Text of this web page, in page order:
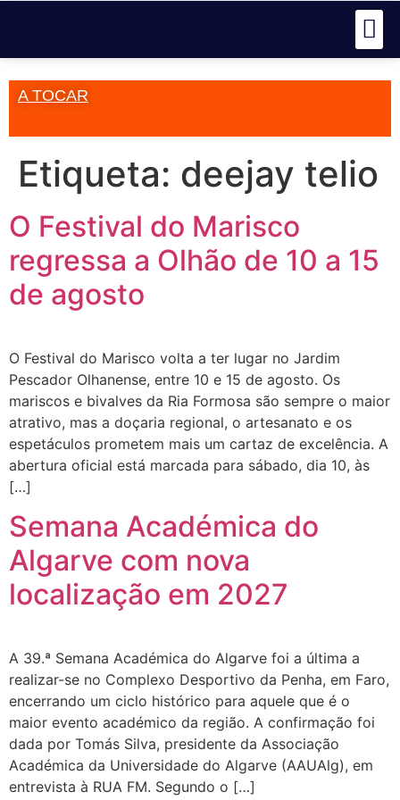
A TOCAR
Etiqueta: deejay telio
O Festival do Marisco
regressa a Olhão de 10 a 15
de agosto
O Festival do Marisco volta a ter lugar no Jardim
Pescador Olhanense, entre 10 e 15 de agosto. Os
mariscos e bivalves da Ria Formosa são sempre o maior
atrativo, mas a doçaria regional, o artesanato e os
espetáculos prometem mais um cartaz de excelência. A
abertura oficial está marcada para sábado, dia 10, às
[…]
Semana Académica do
Algarve com nova
localização em 2027
A 39.ª Semana Académica do Algarve foi a última a
realizar-se no Complexo Desportivo da Penha, em Faro,
encerrando um ciclo histórico para aquele que é o
maior evento académico da região. A confirmação foi
dada por Tomás Silva, presidente da Associação
Académica da Universidade do Algarve (AAUAlg), em
entrevista à RUA FM. Segundo o […]